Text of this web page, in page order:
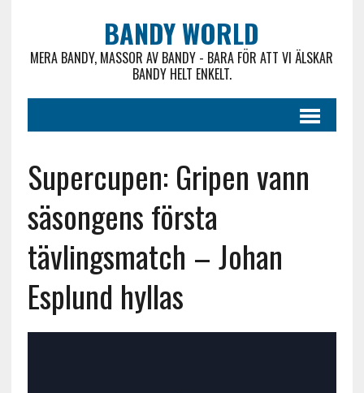
BANDY WORLD
MERA BANDY, MASSOR AV BANDY - BARA FÖR ATT VI ÄLSKAR
BANDY HELT ENKELT.
Supercupen: Gripen vann
säsongens första
tävlingsmatch – Johan
Esplund hyllas